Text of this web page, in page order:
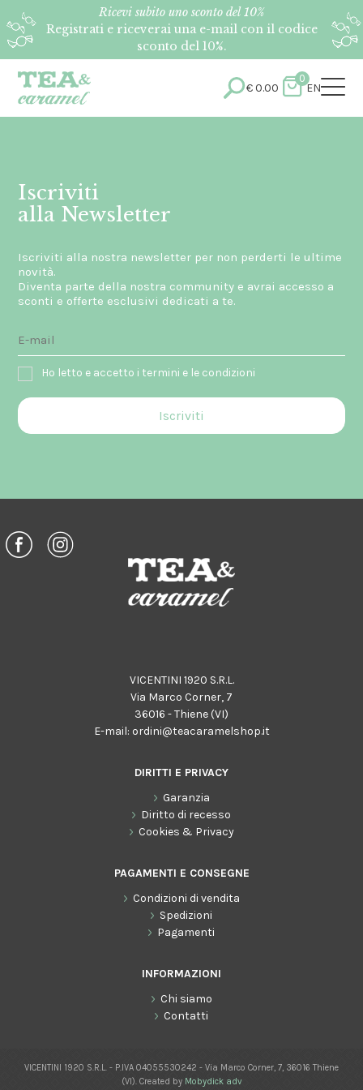
Ricevi subito uno sconto del 10%
Registrati e riceverai una e-mail con il codice
sconto del 10%.
€0.00
0
EN
Iscriviti
alla Newsletter
Iscriviti alla nostra newsletter per non perderti le ultime
novità.
Diventa parte della nostra community e avrai accesso a
sconti e offerte esclusivi dedicati a te.
Ho letto e accetto i termini e le condizioni
VICENTINI 1920 S.R.L.
Via Marco Corner, 7
36016 - Thiene (VI)
E-mail: ordini@teacaramelshop.it
DIRITTI E PRIVACY
Garanzia
Diritto di recesso
Cookies & Privacy
PAGAMENTI E CONSEGNE
Condizioni di vendita
Spedizioni
Pagamenti
INFORMAZIONI
Chi siamo
Contatti
VICENTINI 1920 S.R.L. - P.IVA 04055530242 - Via Marco Corner, 7, 36016 Thiene
(VI). Created by Mobydick adv